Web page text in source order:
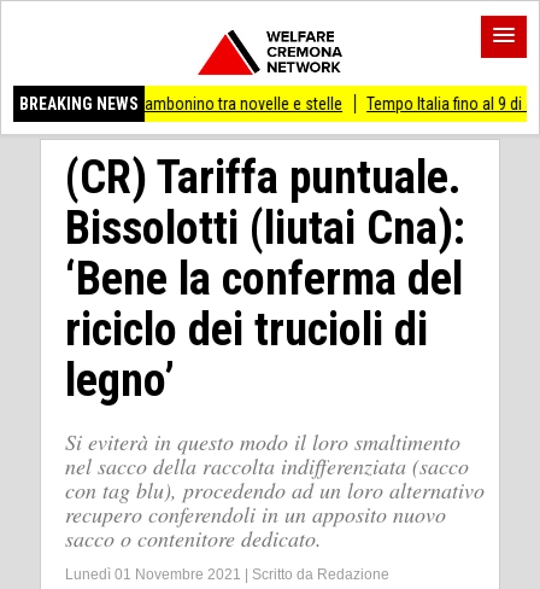
BREAKING NEWS
Cambonino tra novelle e stelle Tempo Italia fino al 9 di agosto (Mi)
(CR) Tariffa puntuale.
Bissolotti (liutai Cna):
‘Bene la conferma del
riciclo dei trucioli di
legno’
Si eviterà in questo modo il loro smaltimento
nel sacco della raccolta indifferenziata (sacco
con tag blu), procedendo ad un loro alternativo
recupero conferendoli in un apposito nuovo
sacco o contenitore dedicato.
Lunedì 01 Novembre 2021 Scritto da Redazione